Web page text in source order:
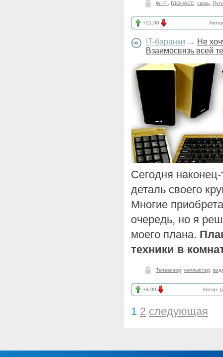
WI-FI ГЛОНАСС связь
+21.00
IT-баранки → Не
Взаимосвязь всей
Сегодня
деталь своего
Многие
очередь, но я
моего плана.
техники в
Телевизор компьютер
+4.00 Автор:
1 2 следующая